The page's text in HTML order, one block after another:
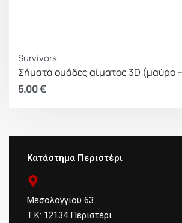
Survivors
Σήματα ομάδες αίματος 3D (μαύρο
5.00€
Κατάστημα Περιστέρι
Μεσολογγίου 63
Τ.Κ: 12134 Περιστέρι